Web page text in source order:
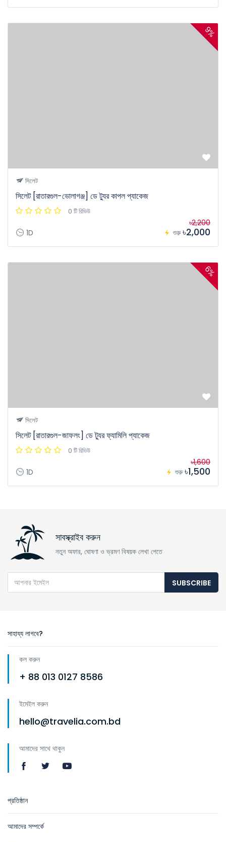
9%
সিলেট
সিলেট [রাতারগুল-ভোলাগঞ্জ] ডে ট্যুর কাপল প্যাকেজ
0 টি রিভিউ
1D শুরু
৳2,200
৳2,000
6%
সিলেট
সিলেট [রাতারগুল-জাফলং] ডে ট্যুর ফ্যামিলি প্যাকেজ
0 টি রিভিউ
1D শুরু
৳1,600
৳1,500
সাবস্ক্রাইব করুন
নতুন অফার, ঘোষণা ও ভ্রমণ বিষয়ক লেখা পেতে
SUBSCRIBE
সাহায্য লাগবে?
কল করুন
+ 88 013 0127 8586
ইমেইল করুন
hello@travelia.com.bd
আমাদের সাথে থাকুন
প্রতিষ্ঠান
আমাদের সম্পর্কে